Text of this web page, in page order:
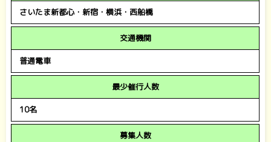
さいたま新都心・新宿・横浜・西船橋
交通機関
普通電車
最少催行人数
10名
募集人数